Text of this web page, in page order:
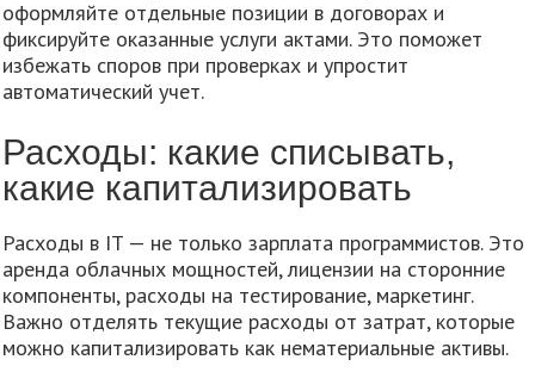
оформляйте отдельные позиции в договорах и
фиксируйте оказанные услуги актами. Это поможет
избежать споров при проверках и упростит
автоматический учет.
Расходы: какие списывать,
какие капитализировать
Расходы в IT — не только зарплата программистов. Это
аренда облачных мощностей, лицензии на сторонние
компоненты, расходы на тестирование, маркетинг.
Важно отделять текущие расходы от затрат, которые
можно капитализировать как нематериальные активы.